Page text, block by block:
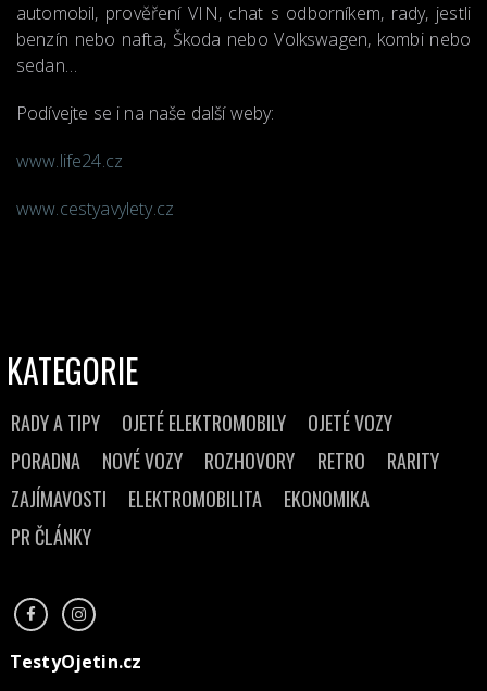
automobil, prověření VIN, chat s odborníkem, rady, jestli
benzín nebo nafta, Škoda nebo Volkswagen, kombi nebo
sedan…
Podívejte se i na naše další weby:
www.life24.cz
www.cestyavylety.cz
KATEGORIE
RADY A TIPY OJETÉ ELEKTROMOBILY
OJETÉ VOZY
PORADNA
NOVÉ VOZY ROZHOVORY RETRO
RARITY
ZAJÍMAVOSTI
ELEKTROMOBILITA
EKONOMIKA
PR ČLÁNKY
TestyOjetin.cz